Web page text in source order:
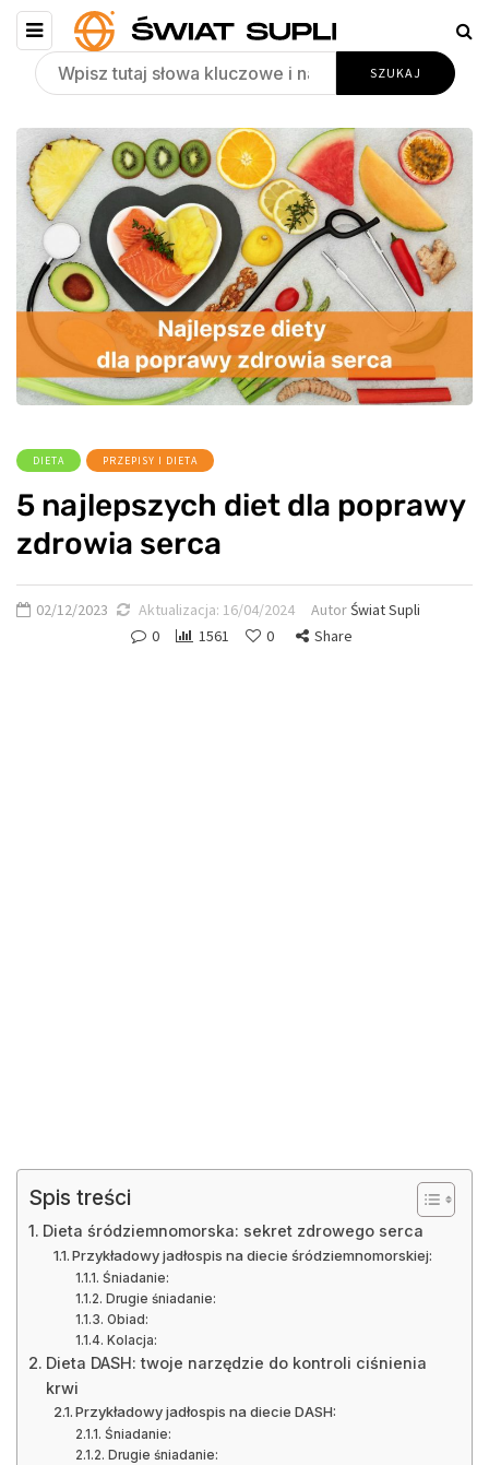
DIETA PRZEPISY I DIETA
5 najlepszych diet dla poprawy
zdrowia serca
02/12/2023 Aktualizacja: 16/04/2024 AutorŚwiat Supli
0
1561 0 Share
Spis treści
Dieta śródziemnomorska: sekret zdrowego serca
Przykładowy jadłospis na diecie śródziemnomorskiej:
Śniadanie:
Drugie śniadanie:
Obiad:
Kolacja:
Dieta DASH: twoje narzędzie do kontroli ciśnienia
krwi
Przykładowy jadłospis na diecie DASH:
Śniadanie:
Drugie śniadanie: